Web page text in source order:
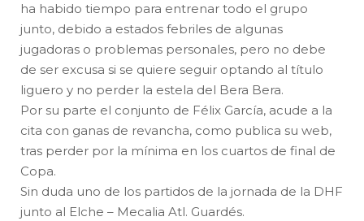
ha habido tiempo para entrenar todo el grupo
junto, debido a estados febriles de algunas
jugadoras o problemas personales, pero no debe
de ser excusa si se quiere seguir optando al título
liguero y no perder la estela del Bera Bera.
Por su parte el conjunto de Félix García, acude a la
cita con ganas de revancha, como publica su web,
tras perder por la mínima en los cuartos de final de
Copa.
Sin duda uno de los partidos de la jornada de la DHF
junto al Elche – Mecalia Atl. Guardés.